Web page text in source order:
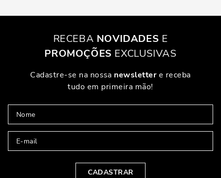
RECEBA NOVIDADES E
PROMOÇÕES EXCLUSIVAS
Cadastre-se na nossa newslettere receba
tudo em primeira mão!
CADASTRAR